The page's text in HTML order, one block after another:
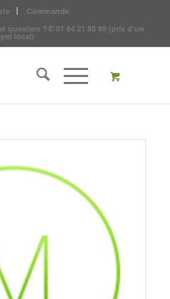
Commande
question ?✆ 01 84 21 85 89 (prix d'un
local)